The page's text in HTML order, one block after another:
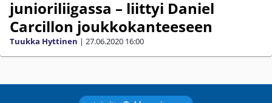
junioriliigassa – liittyi Daniel
Carcillon joukkokanteeseen
Tuukka Hyttinen | 27.06.2020 16:00